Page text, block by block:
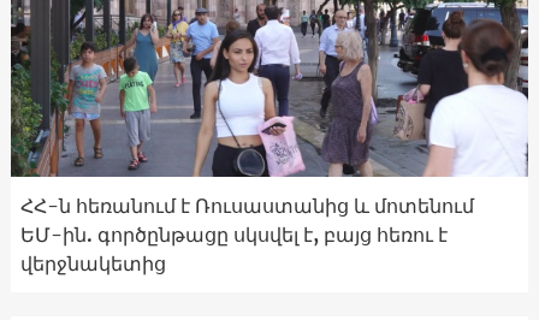
ՀՀ-ն հեռանում է Ռուսաստանից և մոտենում
ԵՄ-ին. գործընթացը սկսվել է, բայց հեռու է
վերջնակետից